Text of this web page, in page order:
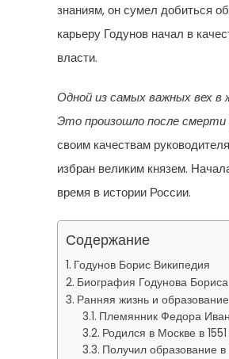
знаниям, он сумел добиться
карьеру Годунов начал в
власти.
Одной из самых важных вех в
Это произошло после смерти
своим качествам
избран великим князем.
время в истории России.
Содержание
Годунов Борис Википедия
Биография Годунова Бориса
Ранняя жизнь и образование
Племянник Федора
Родился в Москве в 1551
Получил образование